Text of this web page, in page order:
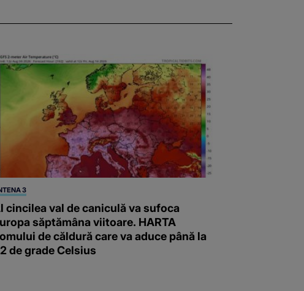
3
cincilea val de caniculă va sufoca
săptămâna viitoare. HARTA
de căldură care va aduce până la
de grade Celsius